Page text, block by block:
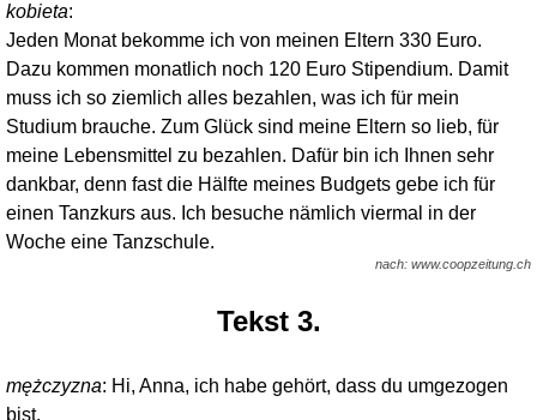
kobieta:
Jeden Monat bekomme ich von meinen Eltern 330 Euro.
Dazu kommen monatlich noch 120 Euro Stipendium. Damit
muss ich so ziemlich alles bezahlen, was ich für mein
Studium brauche. Zum Glück sind meine Eltern so lieb, für
meine Lebensmittel zu bezahlen. Dafür bin ich Ihnen sehr
dankbar, denn fast die Hälfte meines Budgets gebe ich für
einen Tanzkurs aus. Ich besuche nämlich viermal in der
Woche eine Tanzschule.
nach: www.coopzeitung.ch
Tekst 3.
mężczyzna: Hi, Anna, ich habe gehört, dass du umgezogen
bist.